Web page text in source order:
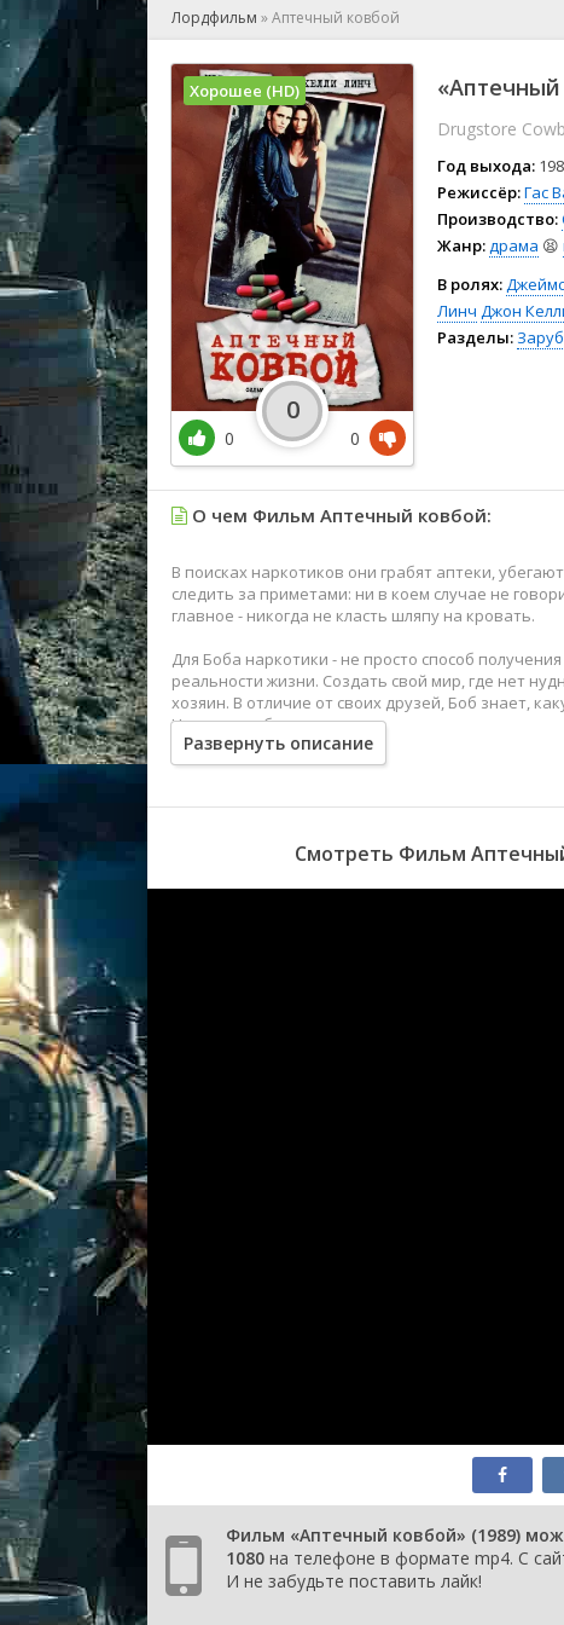
🕺 Мюзикл
👨‍💻
🎤 Ток-шоу
🧙‍♀️
🏅
Лордфильм »Аптечный ковбой
«Аптечный
Drugstore
Год выхода:
Режиссёр:Гас
Производство:
Жанр:драма 😫
В ролях:
Линч Джон
Разделы:
Хорошее (HD)
0
0
0
О чем Фильм Аптечный ковбой:
В поисках наркотиков они грабят аптеки,
следить за приметами: ни в коем случае не
главное - никогда не класть шляпу на кровать.
Для Боба наркотики - не просто способ
реальности жизни. Создать свой мир, где нет
хозяин. В отличие от своих друзей, Боб знает,
Но когда-нибудь игра закончится...
Развернуть описание
Смотреть Фильм
Фильм «Аптечный ковбой» (1989)
1080 на телефоне в формате mp4. С
И не забудьте поставить лайк!